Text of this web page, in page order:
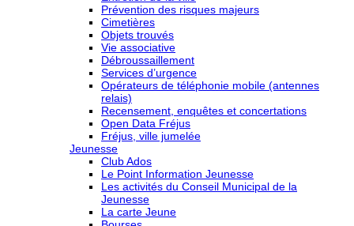
Prévention des risques majeurs
Cimetières
Objets trouvés
Vie associative
Débroussaillement
Services d’urgence
Opérateurs de téléphonie mobile (antennes
relais)
Recensement, enquêtes et concertations
Open Data Fréjus
Fréjus, ville jumelée
Jeunesse
Club Ados
Le Point Information Jeunesse
Les activités du Conseil Municipal de la
Jeunesse
La carte Jeune